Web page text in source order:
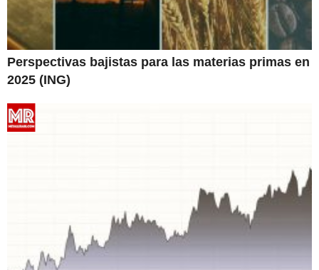
Perspectivas bajistas para las materias primas en
2025 (ING)